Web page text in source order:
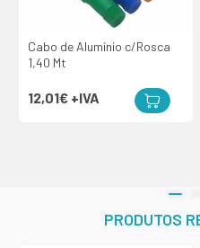
Cabo de Alumínio c/Rosca
1,40 Mt
12,01€ +IVA
PRODUTOS